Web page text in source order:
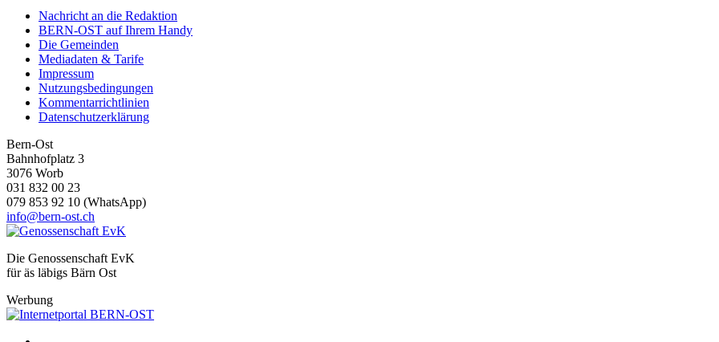
Nachricht an die Redaktion
BERN-OST auf Ihrem Handy
Die Gemeinden
Mediadaten & Tarife
Impressum
Nutzungsbedingungen
Kommentarrichtlinien
Datenschutzerklärung
Bern-Ost
Bahnhofplatz 3
3076 Worb
031 832 00 23
079 853 92 10 (WhatsApp)
info@bern-ost.ch
Die Genossenschaft EvK
für äs läbigs Bärn Ost
Werbung